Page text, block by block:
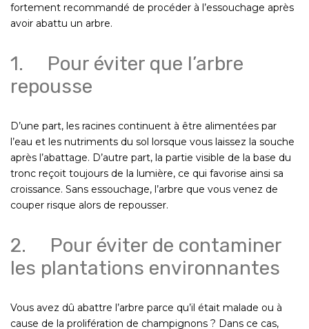
fortement recommandé de procéder à l’essouchage après
avoir abattu un arbre.
1. Pour éviter que l’arbre
repousse
D’une part, les racines continuent à être alimentées par
l’eau et les nutriments du sol lorsque vous laissez la souche
après l’abattage. D’autre part, la partie visible de la base du
tronc reçoit toujours de la lumière, ce qui favorise ainsi sa
croissance. Sans essouchage, l’arbre que vous venez de
couper risque alors de repousser.
2. Pour éviter de contaminer
les plantations environnantes
Vous avez dû abattre l’arbre parce qu’il était malade ou à
cause de la prolifération de champignons ? Dans ce cas,